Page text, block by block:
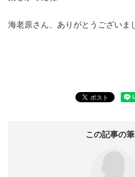
海老原さん、ありがとうございま
この記事の